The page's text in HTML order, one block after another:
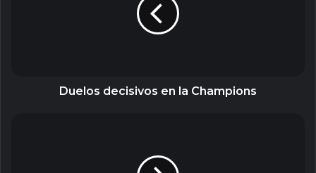
Duelos decisivos en la Champions